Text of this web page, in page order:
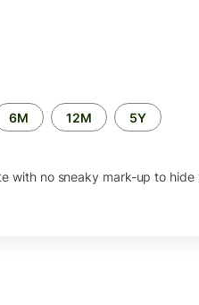
6M 12M 5Y
with no sneaky mark-up to hide